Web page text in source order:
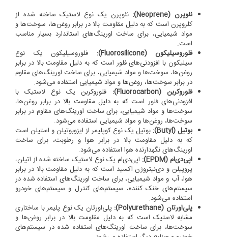
نئوپرن (Neoprene):
نئوپرن یک نوع لاستیک ساخته شده از
کلروپرن است که به دلیل مقاومت بالا در برابر روغن‌ها، سوخت‌ها و
مواد شیمیایی، برای ساخت اورینگ‌های استاندارد بسیار مناسب
است.
فلوروسیلیکون (Fluorosilicone):
فلوروسیلیکون یک نوع
سیلیکون با افزودنی‌های فلور است که به دلیل مقاومت بالا در برابر
روغن‌ها، سوخت‌ها و مواد شیمیایی، برای ساخت اورینگ‌های مقاوم
در برابر سوخت‌ها، روغن‌ها و مواد شیمیایی استفاده می‌شود.
فلوروکربن (Fluorocarbon):
فلوروکربن یک نوع لاستیک با
افزودنی‌های فلور است که به دلیل مقاومت بالا در برابر روغن‌ها،
سوخت‌ها و مواد شیمیایی، برای ساخت اورینگ‌های مقاوم در برابر
سوخت‌ها، روغن‌ها و مواد شیمیایی استفاده می‌شود.
بوتیل (Butyl):
بوتیل یک نوع کوپلیمر از ایزوبوتیلن و استیلن است
که به دلیل مقاومت بالا در برابر هوا و رطوبت، برای ساخت
اورینگ‌های نگهدارنده هوا استفاده می‌شود.
اپی‌دی‌ام (EPDM):
اپی‌دی‌ام یک نوع لاستیک ساخته شده از اتیلن،
پروپیلن و دی‌نیتروژن اکسید است که به دلیل مقاومت بالا در برابر
هوا، آب و مواد شیمیایی، برای ساخت اورینگ‌های استفاده شده در
سیستم‌های خنک کننده، سیستم‌های کنترل و سیستم‌های خودرو
استفاده می‌شود.
پلی‌اورتان (Polyurethane):
پلی‌اورتان یک نوع پلیمر با ساختاری
مشابه لاستیک است که به دلیل مقاومت بالا در برابر روغن‌ها و
سوخت‌ها، برای ساخت اورینگ‌های استفاده شده در سیستم‌های